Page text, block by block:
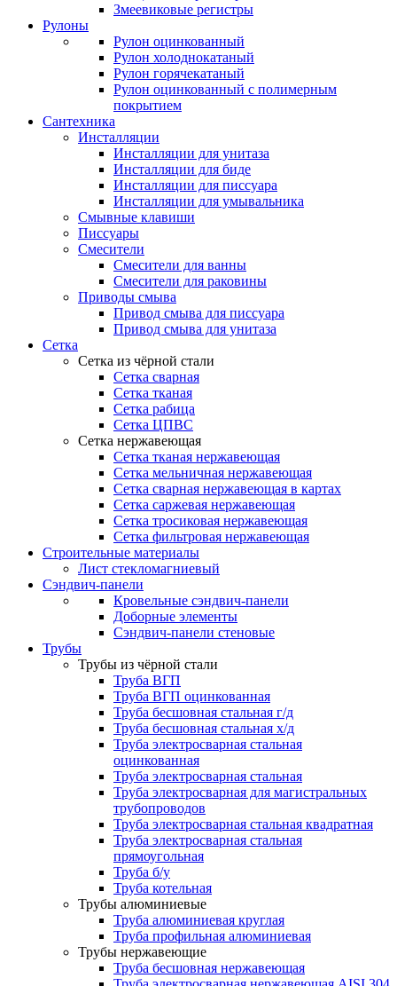
Змеевиковые регистры
Рулоны
Рулон оцинкованный
Рулон холоднокатаный
Рулон горячекатаный
Рулон оцинкованный с полимерным
покрытием
Сантехника
Инсталляции
Инсталляции для унитаза
Инсталляции для биде
Инсталляции для писсуара
Инсталляции для умывальника
Смывные клавиши
Писсуары
Смесители
Смесители для ванны
Смесители для раковины
Приводы смыва
Привод смыва для писсуара
Привод смыва для унитаза
Сетка
Сетка из чёрной стали
Сетка сварная
Сетка тканая
Сетка рабица
Сетка ЦПВС
Сетка нержавеющая
Сетка тканая нержавеющая
Сетка мельничная нержавеющая
Сетка сварная нержавеющая в картах
Сетка саржевая нержавеющая
Сетка тросиковая нержавеющая
Сетка фильтровая нержавеющая
Строительные материалы
Лист стекломагниевый
Сэндвич-панели
Кровельные сэндвич-панели
Доборные элементы
Сэндвич-панели стеновые
Трубы
Трубы из чёрной стали
Труба ВГП
Труба ВГП оцинкованная
Труба бесшовная стальная г/д
Труба бесшовная стальная х/д
Труба электросварная стальная
оцинкованная
Труба электросварная стальная
Труба электросварная для магистральных
трубопроводов
Труба электросварная стальная квадратная
Труба электросварная стальная
прямоугольная
Труба б/у
Труба котельная
Трубы алюминиевые
Труба алюминиевая круглая
Труба профильная алюминиевая
Трубы нержавеющие
Труба бесшовная нержавеющая